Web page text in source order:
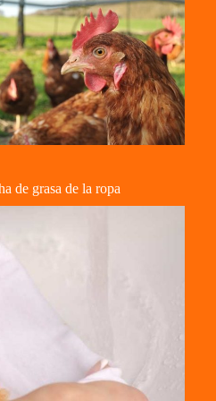
de grasa de la ropa